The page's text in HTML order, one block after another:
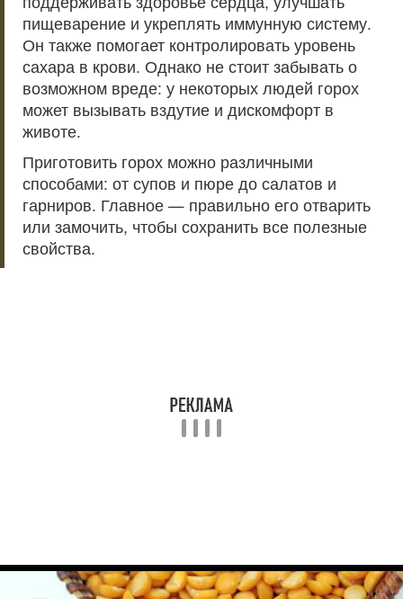
пищеварение и укреплять иммунную систему.
Он также помогает контролировать уровень
сахара в крови. Однако не стоит забывать о
возможном вреде: у некоторых людей горох
может вызывать вздутие и дискомфорт в
животе.
Приготовить горох можно различными
способами: от супов и пюре до салатов и
гарниров. Главное — правильно его отварить
или замочить, чтобы сохранить все полезные
свойства.